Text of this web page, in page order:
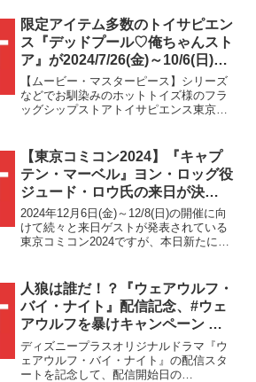
限定アイテム多数のトイサピエン
ス『デッドプール♡俺ちゃんスト
ア』が2024/7/26(金)～10/6(日)の
期間限定で開催！予約優先入場チ
ケットの受付もスタート！！
【ムービー・マスターピース】シリーズ
などでお馴染みのホットトイズ様のフラ
ッグシップストアトイサピエンス東京に
催されます！！
【東京コミコン2024】『キャプ
テン・マーベル』ヨン・ロッグ役
ジュード・ロウ氏の来日が決
定！！
2024年12月6日(金)～12/8(日)の開催に向
けて続々と来日ゲストが発表されている
東京コミコン2024ですが、本日新たに
ュード・ロウ氏の来日がアナウンスされ
ました！！
人狼は誰だ！？『ウェアウルフ・
バイ・ナイト』配信記念、#ウェ
アウルフを暴けキャンペーン 開
催！！
ディズニープラスオリジナルドラマ『ウ
ェアウルフ・バイ・ナイト』の配信スタ
ートを記念して、配信開始日の